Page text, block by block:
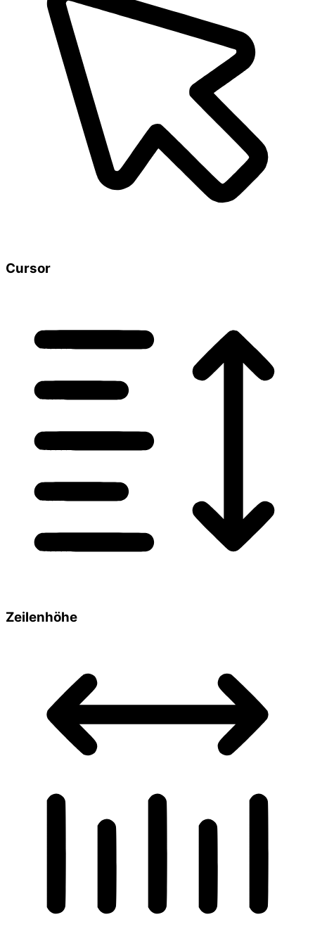
Cursor
Zeilenhöhe